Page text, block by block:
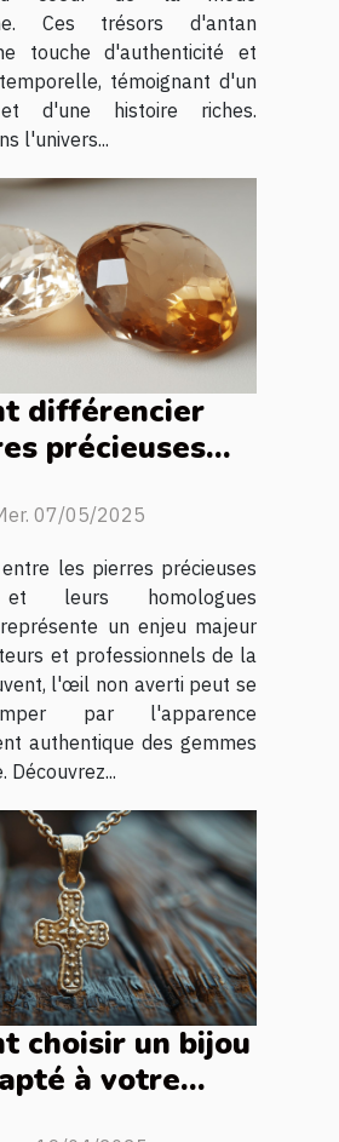
Ces trésors d'antan
touche d'authenticité et
témoignant d'un
d'une histoire riches.
l'univers...
différencier
précieuses
07/05/2025
les pierres précieuses
et leurs homologues
un enjeu majeur
et professionnels de la
l'œil non averti peut se
par l'apparence
authentique des gemmes
Découvrez...
choisir un bijou
à votre